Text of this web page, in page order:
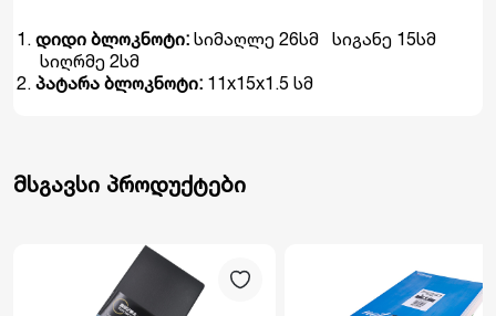
დიდი ბლოკნოტი: სიმაღლე 26სმ სიგანე 15სმ
სიღრმე 2სმ
პატარა ბლოკნოტი: 11x15x1.5 სმ
მსგავსი პროდუქტები